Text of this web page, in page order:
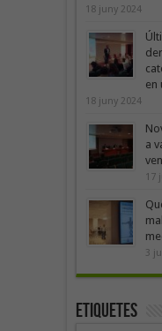
18 juny 2024
en
18 juny 2024
a
17
3
Etiquetes